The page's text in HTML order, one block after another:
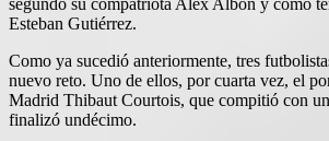
Esteban Gutiérrez.
Como ya sucedió anteriormente, tres
nuevo reto. Uno de ellos, por cuarta vez, el
Madrid Thibaut Courtois, que compitió con
finalizó undécimo.